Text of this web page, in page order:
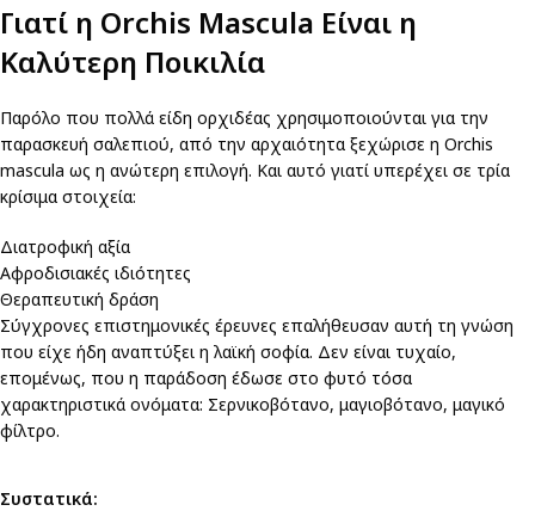
Γιατί η Orchis Mascula Είναι η
Καλύτερη Ποικιλία
Παρόλο που πολλά είδη ορχιδέας χρησιμοποιούνται για την
παρασκευή σαλεπιού, από την αρχαιότητα ξεχώρισε η Orchis
mascula ως η ανώτερη επιλογή. Και αυτό γιατί υπερέχει σε τρία
κρίσιμα στοιχεία:
Διατροφική αξία
Αφροδισιακές ιδιότητες
Θεραπευτική δράση
Σύγχρονες επιστημονικές έρευνες επαλήθευσαν αυτή τη γνώση
που είχε ήδη αναπτύξει η λαϊκή σοφία. Δεν είναι τυχαίο,
επομένως, που η παράδοση έδωσε στο φυτό τόσα
χαρακτηριστικά ονόματα: Σερνικοβότανο, μαγιοβότανο, μαγικό
φίλτρο.
Συστατικά: